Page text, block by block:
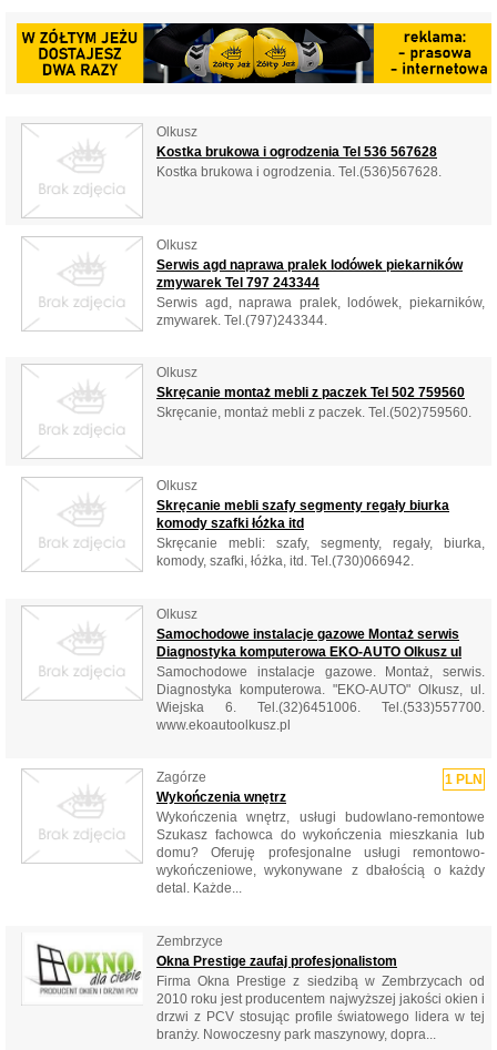
Olkusz
Kostka brukowa i ogrodzenia Tel 536 567628
Kostka brukowa i ogrodzenia. Tel.(536)567628.
Olkusz
Serwis agd naprawa pralek lodówek piekarników
zmywarek Tel 797 243344
Serwis agd, naprawa pralek, lodówek, piekarników,
zmywarek. Tel.(797)243344.
Olkusz
Skręcanie montaż mebli z paczek Tel 502 759560
Skręcanie, montaż mebli z paczek. Tel.(502)759560.
Olkusz
Skręcanie mebli szafy segmenty regały biurka
komody szafki łóżka itd
Skręcanie mebli: szafy, segmenty, regały, biurka,
komody, szafki, łóżka, itd. Tel.(730)066942.
Olkusz
Samochodowe instalacje gazowe Montaż serwis
Diagnostyka komputerowa EKO-AUTO Olkusz ul
Samochodowe instalacje gazowe. Montaż, serwis.
Diagnostyka komputerowa. "EKO-AUTO" Olkusz, ul.
Wiejska 6. Tel.(32)6451006. Tel.(533)557700.
www.ekoautoolkusz.pl
1 PLN
Zagórze
Wykończenia wnętrz
Wykończenia wnętrz, usługi budowlano-remontowe
Szukasz fachowca do wykończenia mieszkania lub
domu? Oferuję profesjonalne usługi remontowo-
wykończeniowe, wykonywane z dbałością o każdy
detal. Każde...
Zembrzyce
Okna Prestige zaufaj profesjonalistom
Firma Okna Prestige z siedzibą w Zembrzycach od
2010 roku jest producentem najwyższej jakości okien i
drzwi z PCV stosując profile światowego lidera w tej
branży. Nowoczesny park maszynowy, dopra...